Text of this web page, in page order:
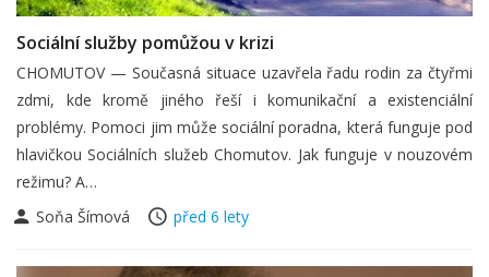
Sociální služby pomůžou v krizi
CHOMUTOV — Současná situace uzavřela řadu rodin za čtyřmi
zdmi, kde kromě jiného řeší i komunikační a existenciální
problémy. Pomoci jim může sociální poradna, která funguje pod
hlavičkou Sociálních služeb Chomutov. Jak funguje v nouzovém
režimu? A…
Soňa Šímová
před 6 lety